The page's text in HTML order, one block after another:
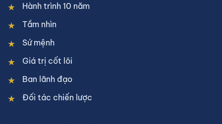
Hành trình 10 năm
Tầm nhìn
Sứ mệnh
Giá trị cốt lõi
Ban lãnh đạo
Đối tác chiến lược